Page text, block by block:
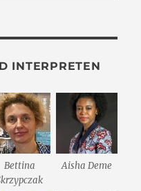
INTERPRETEN
Bettina
Aisha Deme